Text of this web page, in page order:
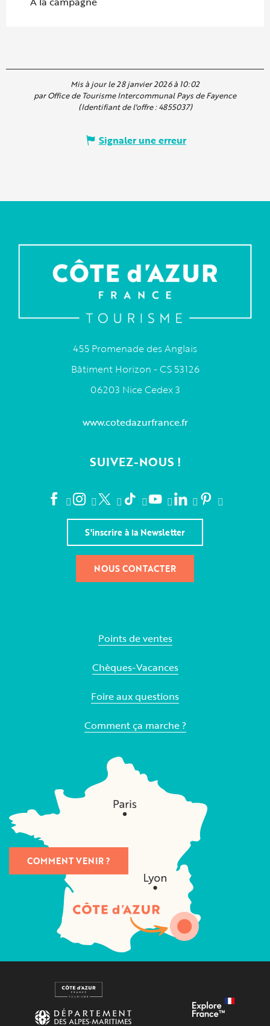
Mis à jour le 28 janvier 2026 à 10:02
par Office de Tourisme Intercommunal Pays de Fayence
(Identifiant de l'offre :4855037)
Signaler une erreur
455 Promenade des Anglais
Bâtiment Horizon - CS 53126
06203 Nice Cedex 3
www.cotedazurfrance.fr
SUIVEZ-NOUS !
S'inscrire à la Newsletter
NOUS CONTACTER
Points de ventes
Chèques-Vacances
Foire aux questions
Comment ça marche ?
COMMENT VENIR ?